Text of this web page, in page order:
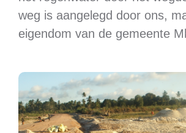
weg is aangelegd door ons,
eigendom van de gemeente